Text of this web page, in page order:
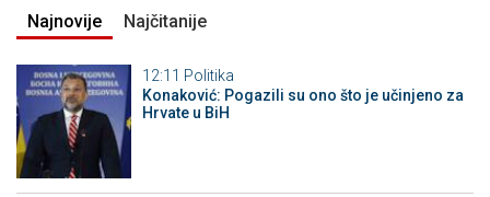
Najnovije Najčitanije
12:11 Politika
Konaković: Pogazili su ono što je učinjeno za
Hrvate u BiH